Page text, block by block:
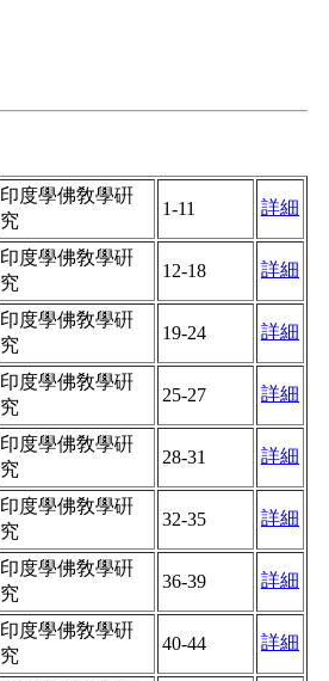
印度學佛敎學硏
究
1-11 詳細
印度學佛敎學硏
究
12-18 詳細
印度學佛敎學硏
究
19-24 詳細
印度學佛敎學硏
究
25-27 詳細
印度學佛敎學硏
究
28-31 詳細
印度學佛敎學硏
究
32-35 詳細
印度學佛敎學硏
究
36-39 詳細
印度學佛敎學硏
究
40-44 詳細